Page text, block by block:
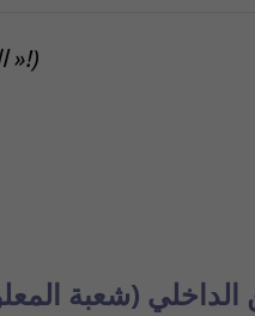
»!)
(شعبة